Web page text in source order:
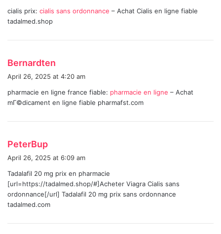
s
cialis prix: cialis sans ordonnance – Achat Cialis en ligne fiable
tadalmed.shop
Bernardten
s
:
April 26, 2025 at 4:20 am
pharmacie en ligne france fiable: pharmacie en ligne – Achat
mГ©dicament en ligne fiable pharmafst.com
PeterBup
a
s
:
April 26, 2025 at 6:09 am
Tadalafil 20 mg prix en pharmacie
[url=https://tadalmed.shop/#]Acheter Viagra Cialis sans
ordonnance[/url] Tadalafil 20 mg prix sans ordonnance
tadalmed.com